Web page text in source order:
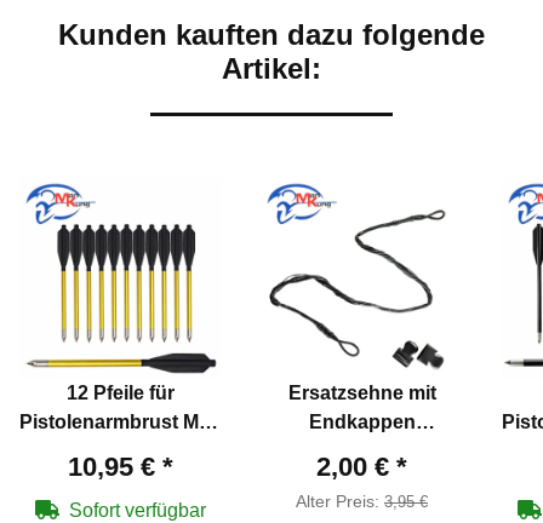
Kunden kauften dazu folgende
Artikel:
12 Pfeile für
Pistolenarmbrust Man
Aluminium 6,5" 16,5
cm
10,95 € *
Sofort verfügbar
Ersatzsehne mit
Endkappen
Kung Hawk® 20er
Serie
2,00 € *
Alter Preis: 3,95 €